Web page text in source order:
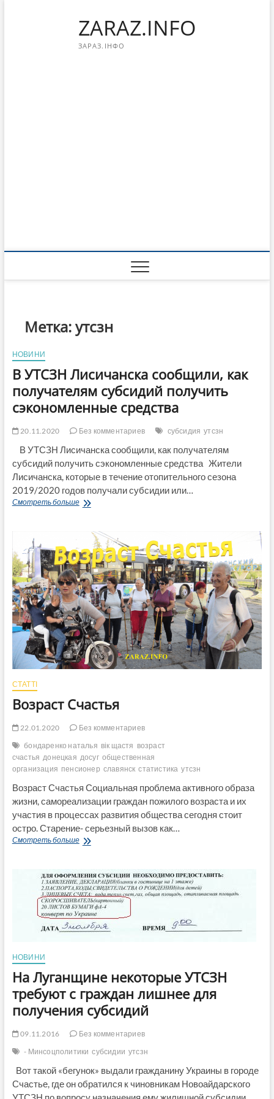
ZARAZ.INFO
ЗАРАЗ.ІНФО
Метка:утсзн
НОВИНИ
В УТСЗН Лисичанска сообщили, как
получателям субсидий получить
сэкономленные средства
20.11.2020 Без комментариев субсидия утсзн
В УТСЗН Лисичанска сообщили, как получателям
субсидий получить сэкономленные средства Жители
Лисичанска, которые в течение отопительного сезона
2019/2020 годов получали субсидии или…
Смотреть большеВ
сообщили,
получателям
субсидий
получить
сэкономленные
средства
СТАТТІ
Возраст Счастья
22.01.2020
Без комментариев
бондаренко наталья вік щастя возраст
счастья донецкая досуг общественная
организация пенсионер славянск статистика утсзн
Возраст Счастья Социальная проблема активного образа
жизни, самореализации граждан пожилого возраста и их
участия в процессах развития общества сегодня стоит
остро. Старение- серьезный вызов как…
Смотреть большеВозраст
НОВИНИ
На Луганщине некоторые УТСЗН
требуют с граждан лишнее для
получения субсидий
09.11.2016
Без комментариев
- Минсоцполитики субсидии утсзн
Вот такой «бегунок» выдали гражданину Украины в городе
Счастье, где он обратился к чиновникам Новоайдарского